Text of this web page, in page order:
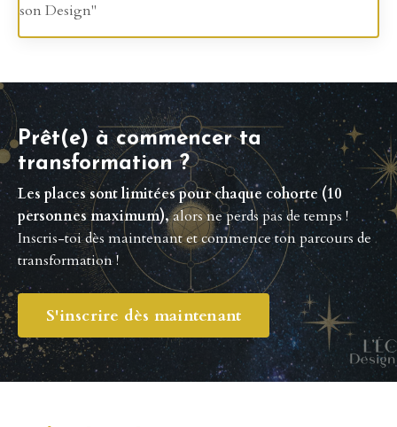
son Design"
Prêt(e) à commencer ta
transformation ?
Les places sont limitées pour chaque cohorte (10
personnes maximum),alors ne perds pas de temps !
Inscris-toi dès maintenant et commence ton parcours de
transformation !
S'inscrire dès maintenant